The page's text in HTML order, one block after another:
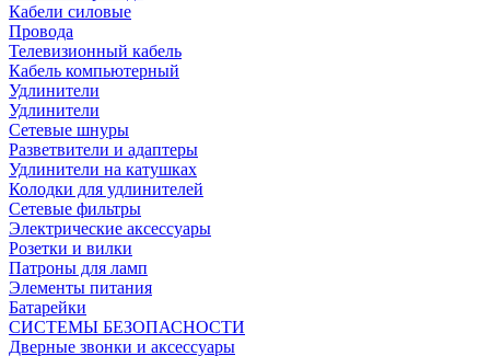
Кабели силовые
Провода
Телевизионный кабель
Кабель компьютерный
Удлинители
Удлинители
Сетевые шнуры
Разветвители и адаптеры
Удлинители на катушках
Колодки для удлинителей
Сетевые фильтры
Электрические аксессуары
Розетки и вилки
Патроны для ламп
Элементы питания
Батарейки
СИСТЕМЫ БЕЗОПАСНОСТИ
Дверные звонки и аксессуары